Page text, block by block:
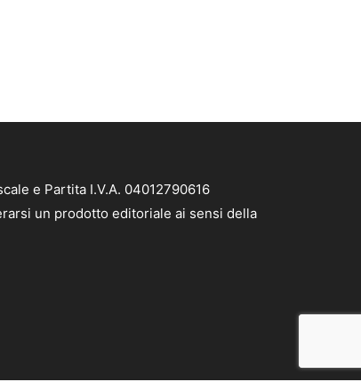
e Partita I.V.A. 04012790616
un prodotto editoriale ai sensi della